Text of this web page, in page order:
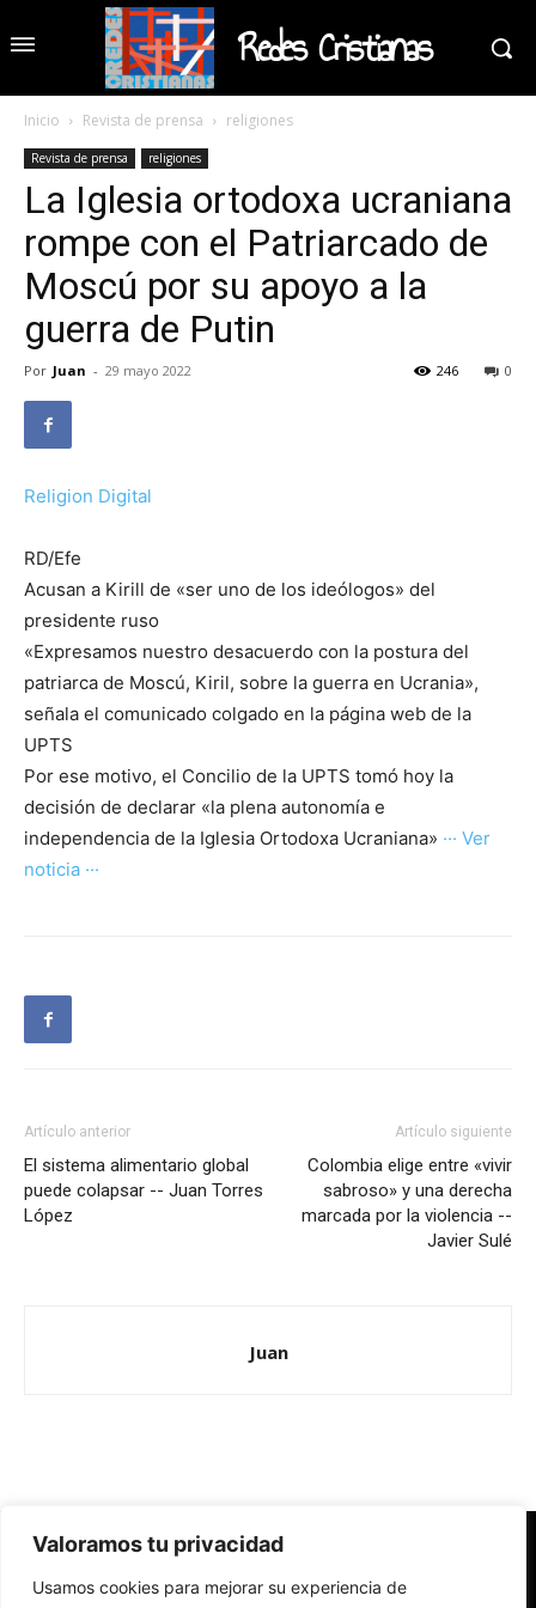
Valoramos tu privacidad
Usamos cookies para mejorar su experiencia de
Redes Cristianas
Inicio Revista de prensa religiones
Revista de prensa religiones
La Iglesia ortodoxa ucraniana
rompe con el Patriarcado de
Moscú por su apoyo a la
guerra de Putin
Por Juan - 29 mayo 2022 0
246
Religion Digital
RD/Efe
Acusan a Kirill de «ser uno de los ideólogos» del
presidente ruso
«Expresamos nuestro desacuerdo con la postura del
patriarca de Moscú, Kiril, sobre la guerra en Ucrania»,
señala el comunicado colgado en la página web de la
UPTS
Por ese motivo, el Concilio de la UPTS tomó hoy la
decisión de declarar «la plena autonomía e
independencia de la Iglesia Ortodoxa Ucraniana» ··· Ver
noticia ···
Artículo anterior
El sistema alimentario global
puede colapsar -- Juan Torres
López
Artículo siguiente
Colombia elige entre «vivir
sabroso» y una derecha
marcada por la violencia --
Javier Sulé
Juan
Redes Cristianas
Una mirada alternativa sobre la Iglesia católica y la sociedad